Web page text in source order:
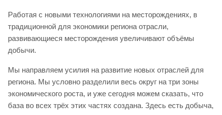
Работая с новыми технологиями на месторождениях, в
традиционной для экономики региона отрасли,
развивающиеся месторождения увеличивают объёмы
добычи.
Мы направляем усилия на развитие новых отраслей для
региона. Мы условно разделили весь округ на три зоны
экономического роста, и уже сегодня можем сказать, что
база во всех трёх этих частях создана. Здесь есть добыча,